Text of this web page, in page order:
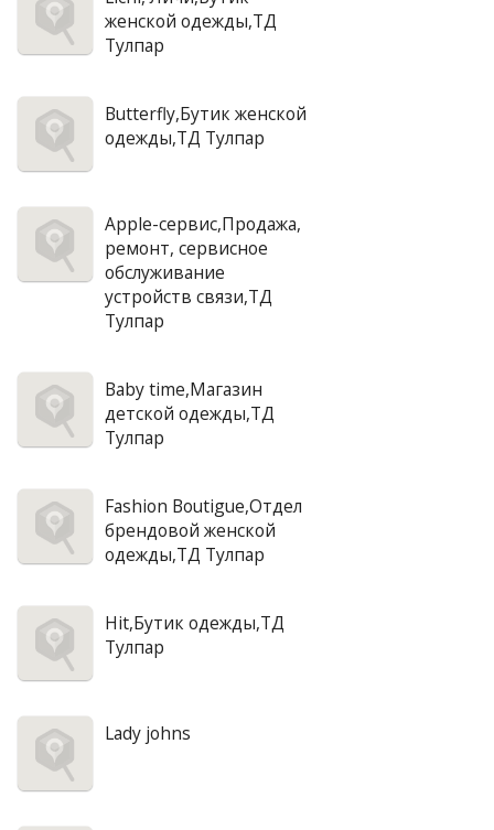
женской одежды,ТД
Тулпар
Butterfly,Бутик женской
одежды,ТД Тулпар
Аpple-сервис,Продажа,
ремонт, сервисное
обслуживание
устройств связи,ТД
Тулпар
Baby time,Магазин
детской одежды,ТД
Тулпар
Fashion Boutigue,Отдел
брендовой женской
одежды,ТД Тулпар
Hit,Бутик одежды,ТД
Тулпар
Lady johns